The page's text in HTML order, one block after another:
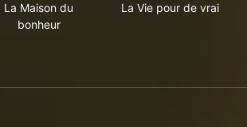
La Maison du
bonheur
La Vie pour de vrai